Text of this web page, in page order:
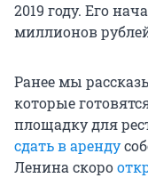
2019 году. Его
миллионов
Ранее мы
которые
площадку для
сдать в аренду
Ленина скоро